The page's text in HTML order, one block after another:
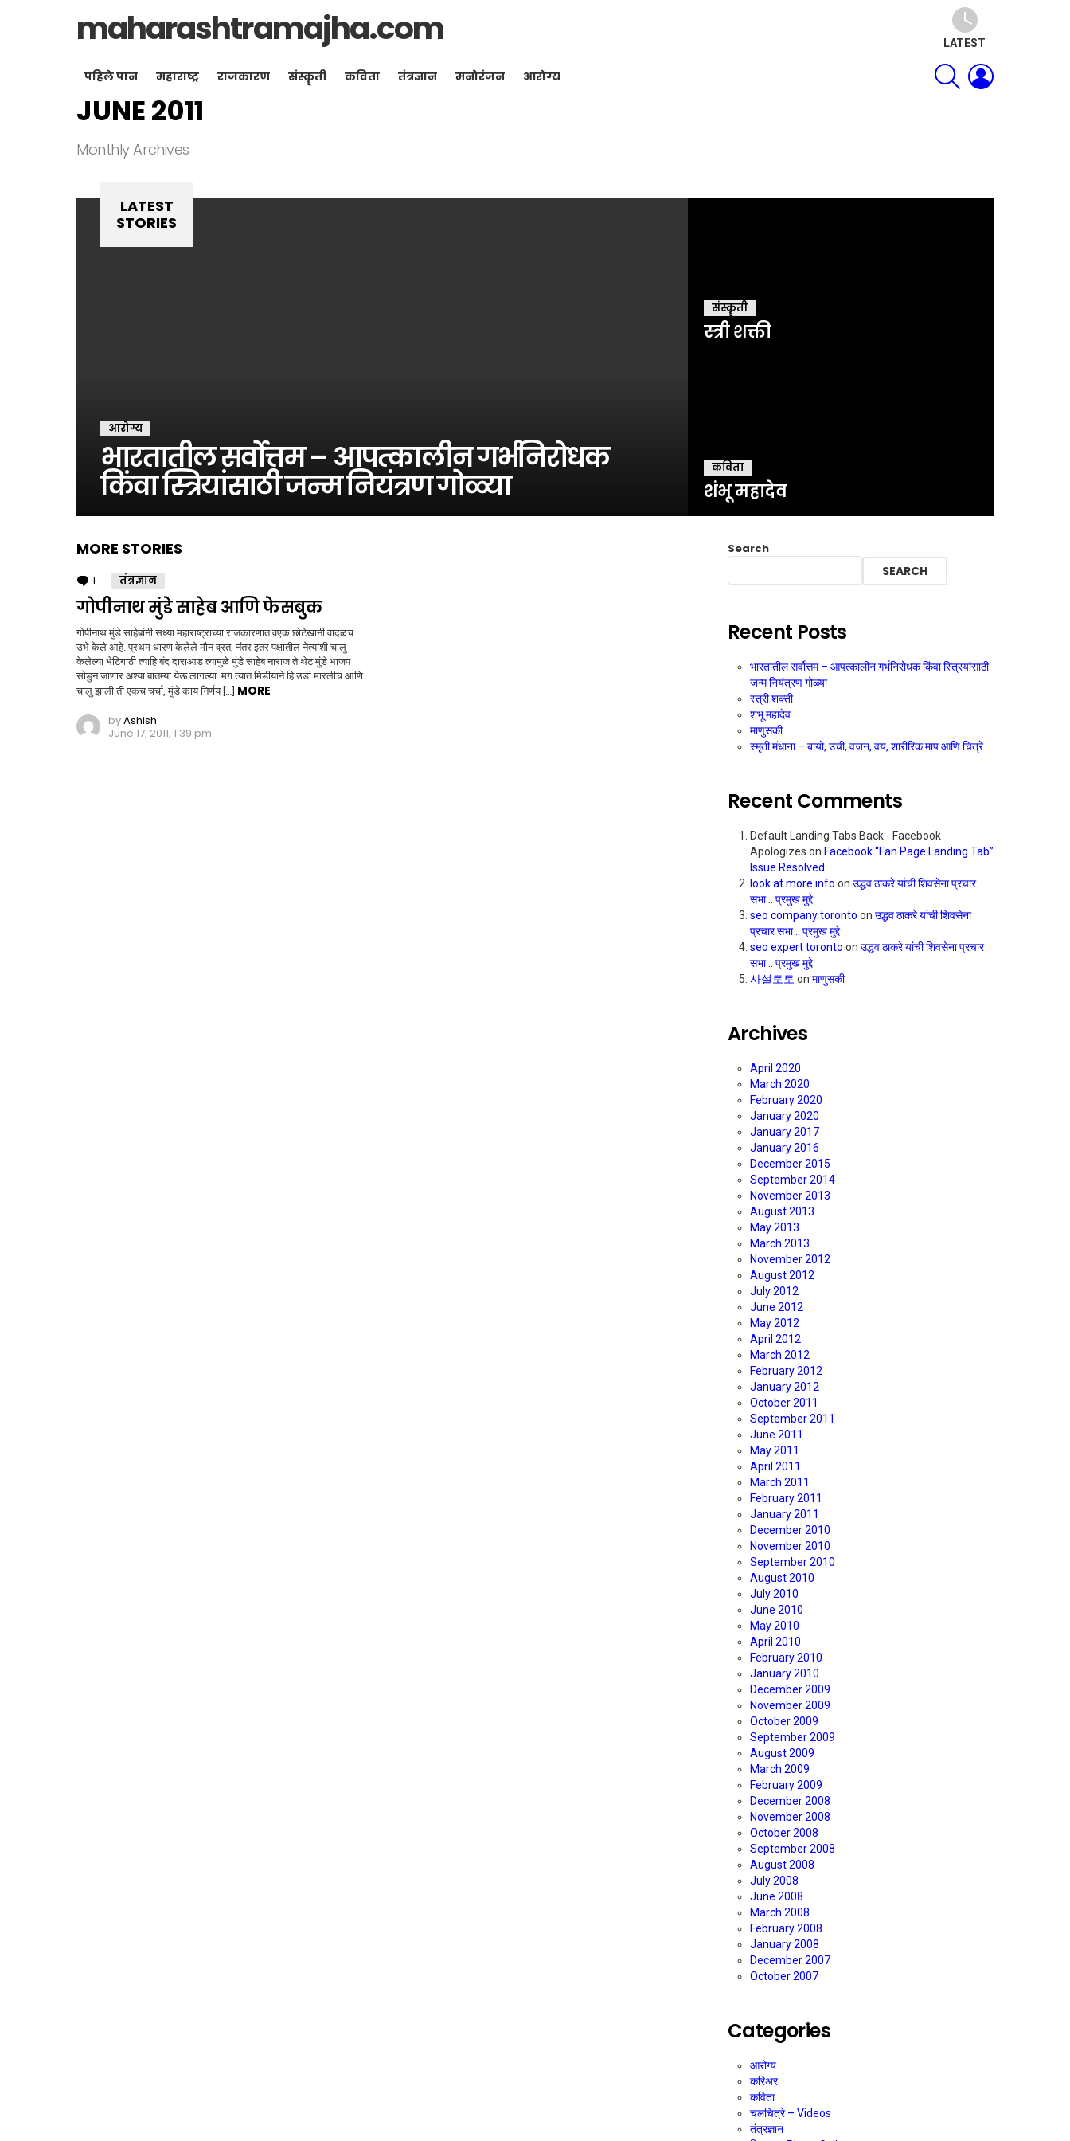
maharashtramajha.com LATEST
पहिले पान महाराष्ट्र राजकारण संस्कॄती कविता तंत्रज्ञान मनोरंजन आरोग्य
SEARCH
JUNE 2011
Monthly Archives
LATEST
STORIES
आरोग्य
भारतातील सर्वोत्तम – आपत्कालीन गर्भनिरोधक
किंवा स्त्रियांसाठी जन्म नियंत्रण गोळ्या
संस्कॄती
स्त्री शक्ती
कविता
शंभू महादेव
MORE STORIES
1 Comment
तंत्रज्ञान
गोपीनाथ मुंडे साहेब आणि फेसबुक
गोपीनाथ मुंडे साहेबांनी सध्या महाराष्ट्राच्या राजकारणात वएक छोटेखानी वादळच
उभे केले आहे. प्रथम धारण केलेले मौन व्रत, नंतर इतर पक्षातील नेत्यांशी चालु
केलेल्या भेटिगाठी त्याहि बंद दाराआड त्यामुळे मुंडे साहेब नाराज ते थेट मुंडे भाजप
सोडुन जाणार अश्या बातम्या येऊ लागल्या. मग त्यात मिडीयाने हि उडी मारलीच आणि
चालु झाली ती एकच चर्चा, मुंडे काय निर्णय […] MORE
byAshish
June 17, 2011, 1:39 pm
Search
SEARCH
Recent Posts
भारतातील सर्वोत्तम – आपत्कालीन गर्भनिरोधक किंवा स्त्रियांसाठी
जन्म नियंत्रण गोळ्या
स्त्री शक्ती
शंभू महादेव
माणुसकी
स्मृती मंधाना – बायो, उंची, वजन, वय, शारीरिक माप आणि चित्रे
Recent Comments
Default Landing Tabs Back - Facebook
Apologizes on Facebook “Fan Page Landing Tab”
Issue Resolved
look at more info on उद्धव ठाकरे यांची शिवसेना प्रचार
सभा .. प्रमुख मुद्दे
seo company toronto on उद्धव ठाकरे यांची शिवसेना
प्रचार सभा .. प्रमुख मुद्दे
seo expert toronto on उद्धव ठाकरे यांची शिवसेना प्रचार
सभा .. प्रमुख मुद्दे
사설토토 on माणुसकी
Archives
April 2020
March 2020
February 2020
January 2020
January 2017
January 2016
December 2015
September 2014
November 2013
August 2013
May 2013
March 2013
November 2012
August 2012
July 2012
June 2012
May 2012
April 2012
March 2012
February 2012
January 2012
October 2011
September 2011
June 2011
May 2011
April 2011
March 2011
February 2011
January 2011
December 2010
November 2010
September 2010
August 2010
July 2010
June 2010
May 2010
April 2010
February 2010
January 2010
December 2009
November 2009
October 2009
September 2009
August 2009
March 2009
February 2009
December 2008
November 2008
October 2008
September 2008
August 2008
July 2008
June 2008
March 2008
February 2008
January 2008
December 2007
October 2007
Categories
आरोग्य
करिअर
कविता
चलचित्रे – Videos
तंत्रज्ञान